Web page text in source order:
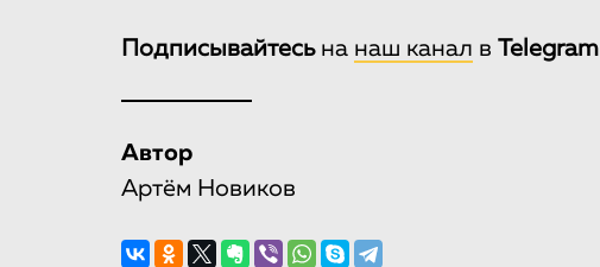
Подписывайтесьна наш канал в Telegram
Автор
Артём Новиков